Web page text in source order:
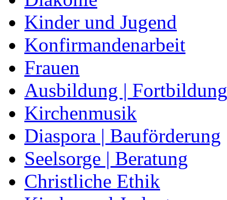
Kinder und Jugend
Konfirmandenarbeit
Frauen
Ausbildung | Fortbildung
Kirchenmusik
Diaspora | Bauförderung
Seelsorge | Beratung
Christliche Ethik